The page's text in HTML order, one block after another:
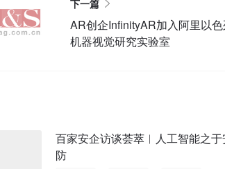
下一篇
AR创企InfinityAR加入阿里以色
机器视觉研究实验室
百家安企访谈荟萃︱人工智能之于
防